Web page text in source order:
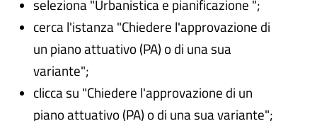
seleziona "Urbanistica e pianificazione ";
cerca l'istanza "Chiedere l'approvazione di
un piano attuativo (PA) o di una sua
variante";
clicca su "Chiedere l'approvazione di un
piano attuativo (PA) o di una sua variante";